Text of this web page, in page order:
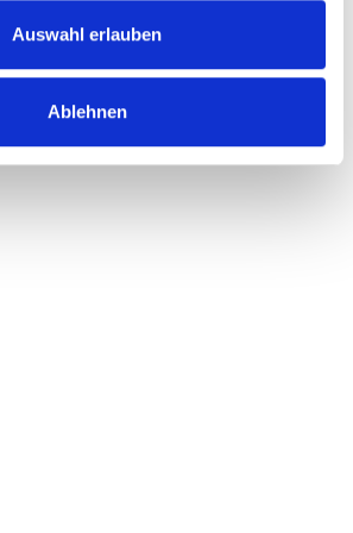
Auswahl erlauben
Ablehnen